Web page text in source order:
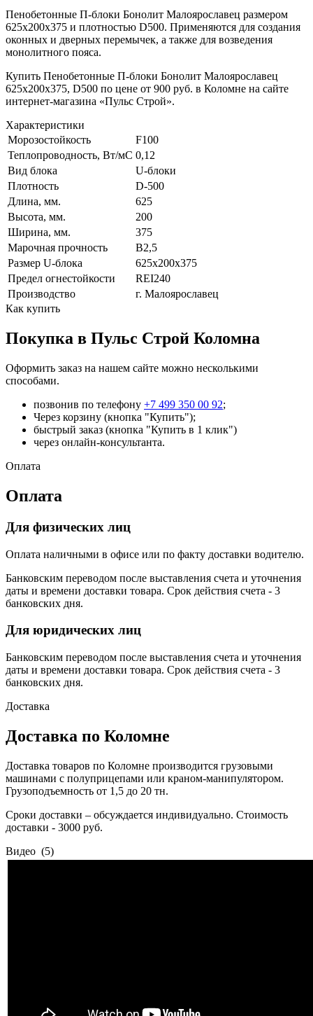
Пенобетонные П-блоки Бонолит Малоярославец размером
625х200х375 и плотностью D500. Применяются для создания
оконных и дверных перемычек, а также для возведения
монолитного пояса.
Купить Пенобетонные П-блоки Бонолит Малоярославец
625х200х375, D500 по цене от 900 руб. в Коломне на сайте
интернет-магазина «Пульс Строй».
Характеристики
Морозостойкость
F100
Теплопроводность, Вт/мC 0,12
Вид блока
U-блоки
Плотность
D-500
Длина, мм.
625
Высота, мм.
200
Ширина, мм.
375
Марочная прочность
В2,5
Размер U-блока
625x200x375
Предел огнестойкости
REI240
Производство
г. Малоярославец
Как купить
Покупка в Пульс Строй Коломна
Оформить заказ на нашем сайте можно несколькими
способами.
позвонив по телефону +7 499 350 00 92;
Через корзину (кнопка "Купить");
быстрый заказ (кнопка "Купить в 1 клик")
через онлайн-консультанта.
Оплата
Оплата
Для физических лиц
Оплата наличными в офисе или по факту доставки водителю.
Банковским переводом после выставления счета и уточнения
даты и времени доставки товара. Срок действия счета - 3
банковских дня.
Для юридических лиц
Банковским переводом после выставления счета и уточнения
даты и времени доставки товара. Срок действия счета - 3
банковских дня.
Доставка
Доставка по Коломне
Доставка товаров по Коломне производится грузовыми
машинами с полуприцепами или краном-манипулятором.
Грузоподъемность от 1,5 до 20 тн.
Сроки доставки – обсуждается индивидуально. Стоимость
доставки - 3000 руб.
Видео (5)